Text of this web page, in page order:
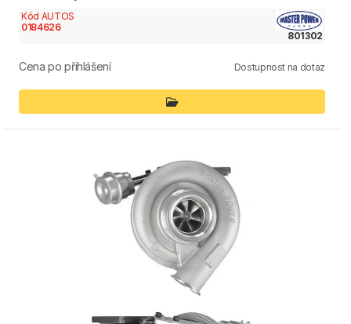
Kód AUTOS
0184626
801302
Cena po přihlášení Dostupnost na dotaz